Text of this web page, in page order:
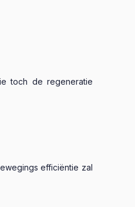
toch de regeneratie
efficiëntie zal